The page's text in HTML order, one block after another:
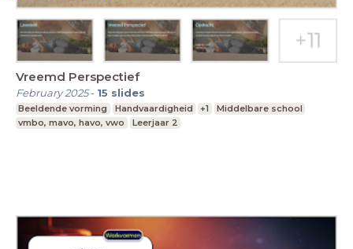
Vreemd Perspectief
February 2025- 15 slides
Beeldende vorming Handvaardigheid +1
Middelbare school
vmbo, mavo, havo, vwo
Leerjaar 2